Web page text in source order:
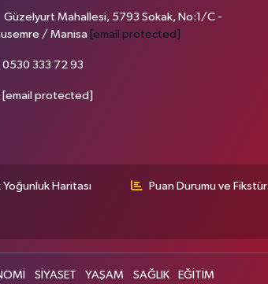
Güzelyurt Mahallesi, 5793 Sokak, No:1/C -
/ Manisa [email protected]
0530 333 72 93
[email protected]
Haritası Puan Durumu ve Fikstür
SİYASET YAŞAM SAĞLIK EĞİTİM